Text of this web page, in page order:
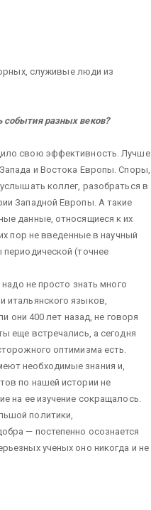
служивые люди из
разных веков?
свою эффективность. Лучше
и Востока Европы. Споры,
коллег, разобраться в
Западной Европы. А такие
данные, относящиеся к их
пор не введенные в научный
периодической (точнее
не просто знать много
итальянского языков,
они 400 лет назад, не говоря
еще встречались, а сегодня
оптимизма есть.
необходимые знания и,
по нашей истории не
на ее изучение сокращалось.
политики,
— постепенно осознается
ученых оно никогда и не